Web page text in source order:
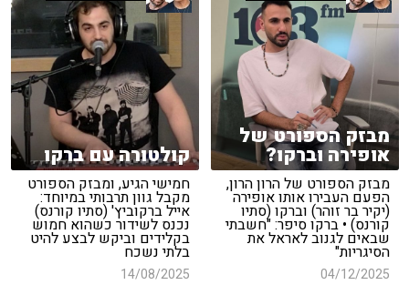
מבזק הספורט של
אופירה וברקו?
מבזק הספורט של הרון הרון,
הפעם העבירו אותו אופירה
(יקיר בר זוהר) וברקו (סתיו
קורנס) • ברקו סיפר: "חשבתי
שבאים לגנוב לאראל את
הסיגריות"
04/12/2025
קולטורה עם ברקו
חמישי הגיע, ומבזק הספורט
מקבל גוון תרבותי במיוחד:
אייל ברקוביץ' (סתיו קורנס)
נכנס לשידור כשהוא חמוש
בקלידים וביקש לבצע להיט
בלתי נשכח
14/08/2025